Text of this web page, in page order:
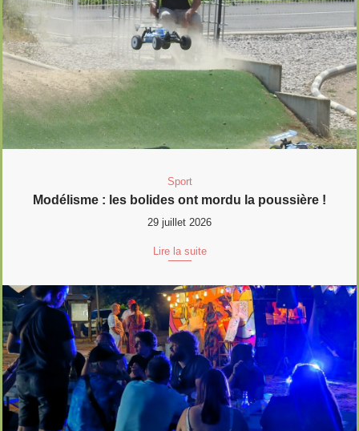
Sport
Modélisme : les bolides ont mordu la poussière !
29 juillet 2026
Lire la suite